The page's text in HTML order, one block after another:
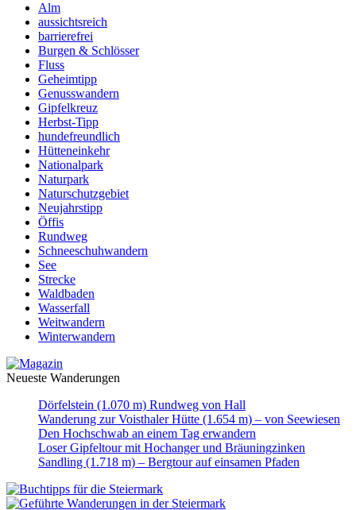
Alm
aussichtsreich
barrierefrei
Burgen & Schlösser
Fluss
Geheimtipp
Genusswandern
Gipfelkreuz
Herbst-Tipp
hundefreundlich
Hütteneinkehr
Nationalpark
Naturpark
Naturschutzgebiet
Neujahrstipp
Öffis
Rundweg
Schneeschuhwandern
See
Strecke
Waldbaden
Wasserfall
Weitwandern
Winterwandern
Neueste Wanderungen
Dörfelstein (1.070 m) Rundweg von Hall
Wanderung zur Voisthaler Hütte (1.654 m) – von Seewiesen
Den Hochschwab an einem Tag erwandern
Loser Gipfeltour mit Hochanger und Bräuningzinken
Sandling (1.718 m) – Bergtour auf einsamen Pfaden